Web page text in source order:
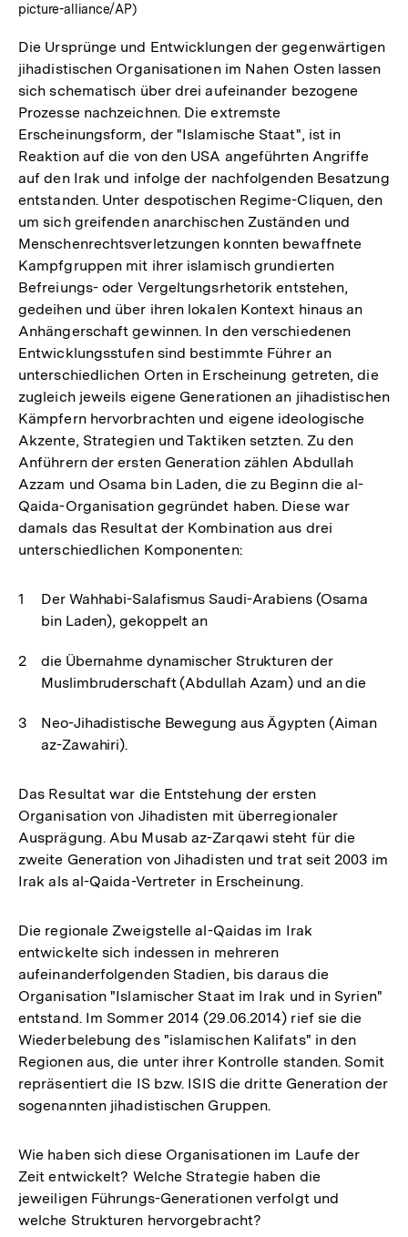
picture-alliance/AP)
Die Ursprünge und Entwicklungen der gegenwärtigen
jihadistischen Organisationen im Nahen Osten lassen
sich schematisch über drei aufeinander bezogene
Prozesse nachzeichnen. Die extremste
Erscheinungsform, der "Islamische Staat", ist in
Reaktion auf die von den USA angeführten Angriffe
auf den Irak und infolge der nachfolgenden Besatzung
entstanden. Unter despotischen Regime-Cliquen, den
um sich greifenden anarchischen Zuständen und
Menschenrechtsverletzungen konnten bewaffnete
Kampfgruppen mit ihrer islamisch grundierten
Befreiungs- oder Vergeltungsrhetorik entstehen,
gedeihen und über ihren lokalen Kontext hinaus an
Anhängerschaft gewinnen. In den verschiedenen
Entwicklungsstufen sind bestimmte Führer an
unterschiedlichen Orten in Erscheinung getreten, die
zugleich jeweils eigene Generationen an jihadistischen
Kämpfern hervorbrachten und eigene ideologische
Akzente, Strategien und Taktiken setzten. Zu den
Anführern der ersten Generation zählen Abdullah
Azzam und Osama bin Laden, die zu Beginn die al-
Qaida-Organisation gegründet haben. Diese war
damals das Resultat der Kombination aus drei
unterschiedlichen Komponenten:
Der Wahhabi-Salafismus Saudi-Arabiens (Osama
bin Laden), gekoppelt an
die Übernahme dynamischer Strukturen der
Muslimbruderschaft (Abdullah Azam) und an die
Neo-Jihadistische Bewegung aus Ägypten (Aiman
az-Zawahiri).
Das Resultat war die Entstehung der ersten
Organisation von Jihadisten mit überregionaler
Ausprägung. Abu Musab az-Zarqawi steht für die
zweite Generation von Jihadisten und trat seit 2003 im
Irak als al-Qaida-Vertreter in Erscheinung.
Die regionale Zweigstelle al-Qaidas im Irak
entwickelte sich indessen in mehreren
aufeinanderfolgenden Stadien, bis daraus die
Organisation "Islamischer Staat im Irak und in Syrien"
entstand. Im Sommer 2014 (29.06.2014) rief sie die
Wiederbelebung des "islamischen Kalifats" in den
Regionen aus, die unter ihrer Kontrolle standen. Somit
repräsentiert die IS bzw. ISIS die dritte Generation der
sogenannten jihadistischen Gruppen.
Wie haben sich diese Organisationen im Laufe der
Zeit entwickelt? Welche Strategie haben die
jeweiligen Führungs-Generationen verfolgt und
welche Strukturen hervorgebracht?